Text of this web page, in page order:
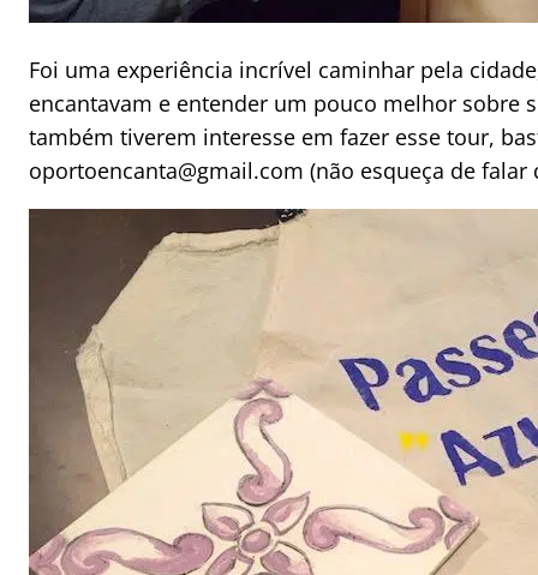
Foi uma experiência incrível caminhar pela
encantavam e entender um pouco melhor sobre
também tiverem interesse em fazer esse tour,
oportoencanta@gmail.com (não esqueça de